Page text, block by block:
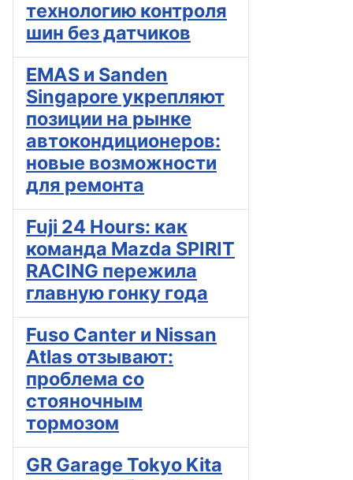
технологию контроля
шин без датчиков
EMAS и Sanden
Singapore укрепляют
позиции на рынке
автокондиционеров:
новые возможности
для ремонта
Fuji 24 Hours: как
команда Mazda SPIRIT
RACING пережила
главную гонку года
Fuso Canter и Nissan
Atlas отзывают:
проблема со
стояночным
тормозом
GR Garage Tokyo Kita